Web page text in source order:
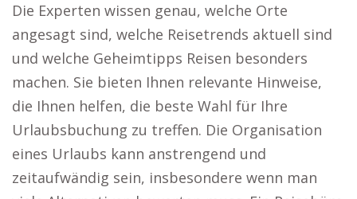
Die Experten wissen genau, welche Orte
angesagt sind, welche Reisetrends aktuell sind
und welche Geheimtipps Reisen besonders
machen. Sie bieten Ihnen relevante Hinweise,
die Ihnen helfen, die beste Wahl für Ihre
Urlaubsbuchung zu treffen. Die Organisation
eines Urlaubs kann anstrengend und
zeitaufwändig sein, insbesondere wenn man